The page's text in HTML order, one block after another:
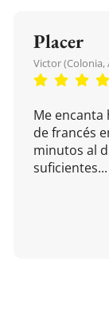
Placer
Victor (Colonia,
Me encanta
de francés
minutos al